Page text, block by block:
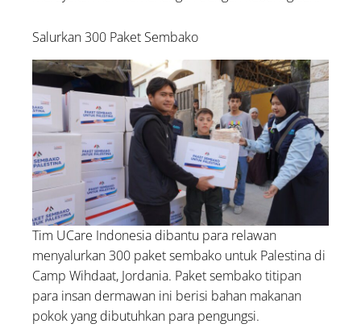
Salurkan 300 Paket Sembako
Tim UCare Indonesia dibantu para relawan
menyalurkan 300 paket sembako untuk Palestina di
Camp Wihdaat, Jordania. Paket sembako titipan
para insan dermawan ini berisi bahan makanan
pokok yang dibutuhkan para pengungsi.